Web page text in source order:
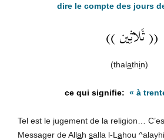
dire le compte des jours
(( ثَلاثِين ))
(thalathin)
« à
Tel est le jugement de la religion…
Messager de Allah salla l-L ahou